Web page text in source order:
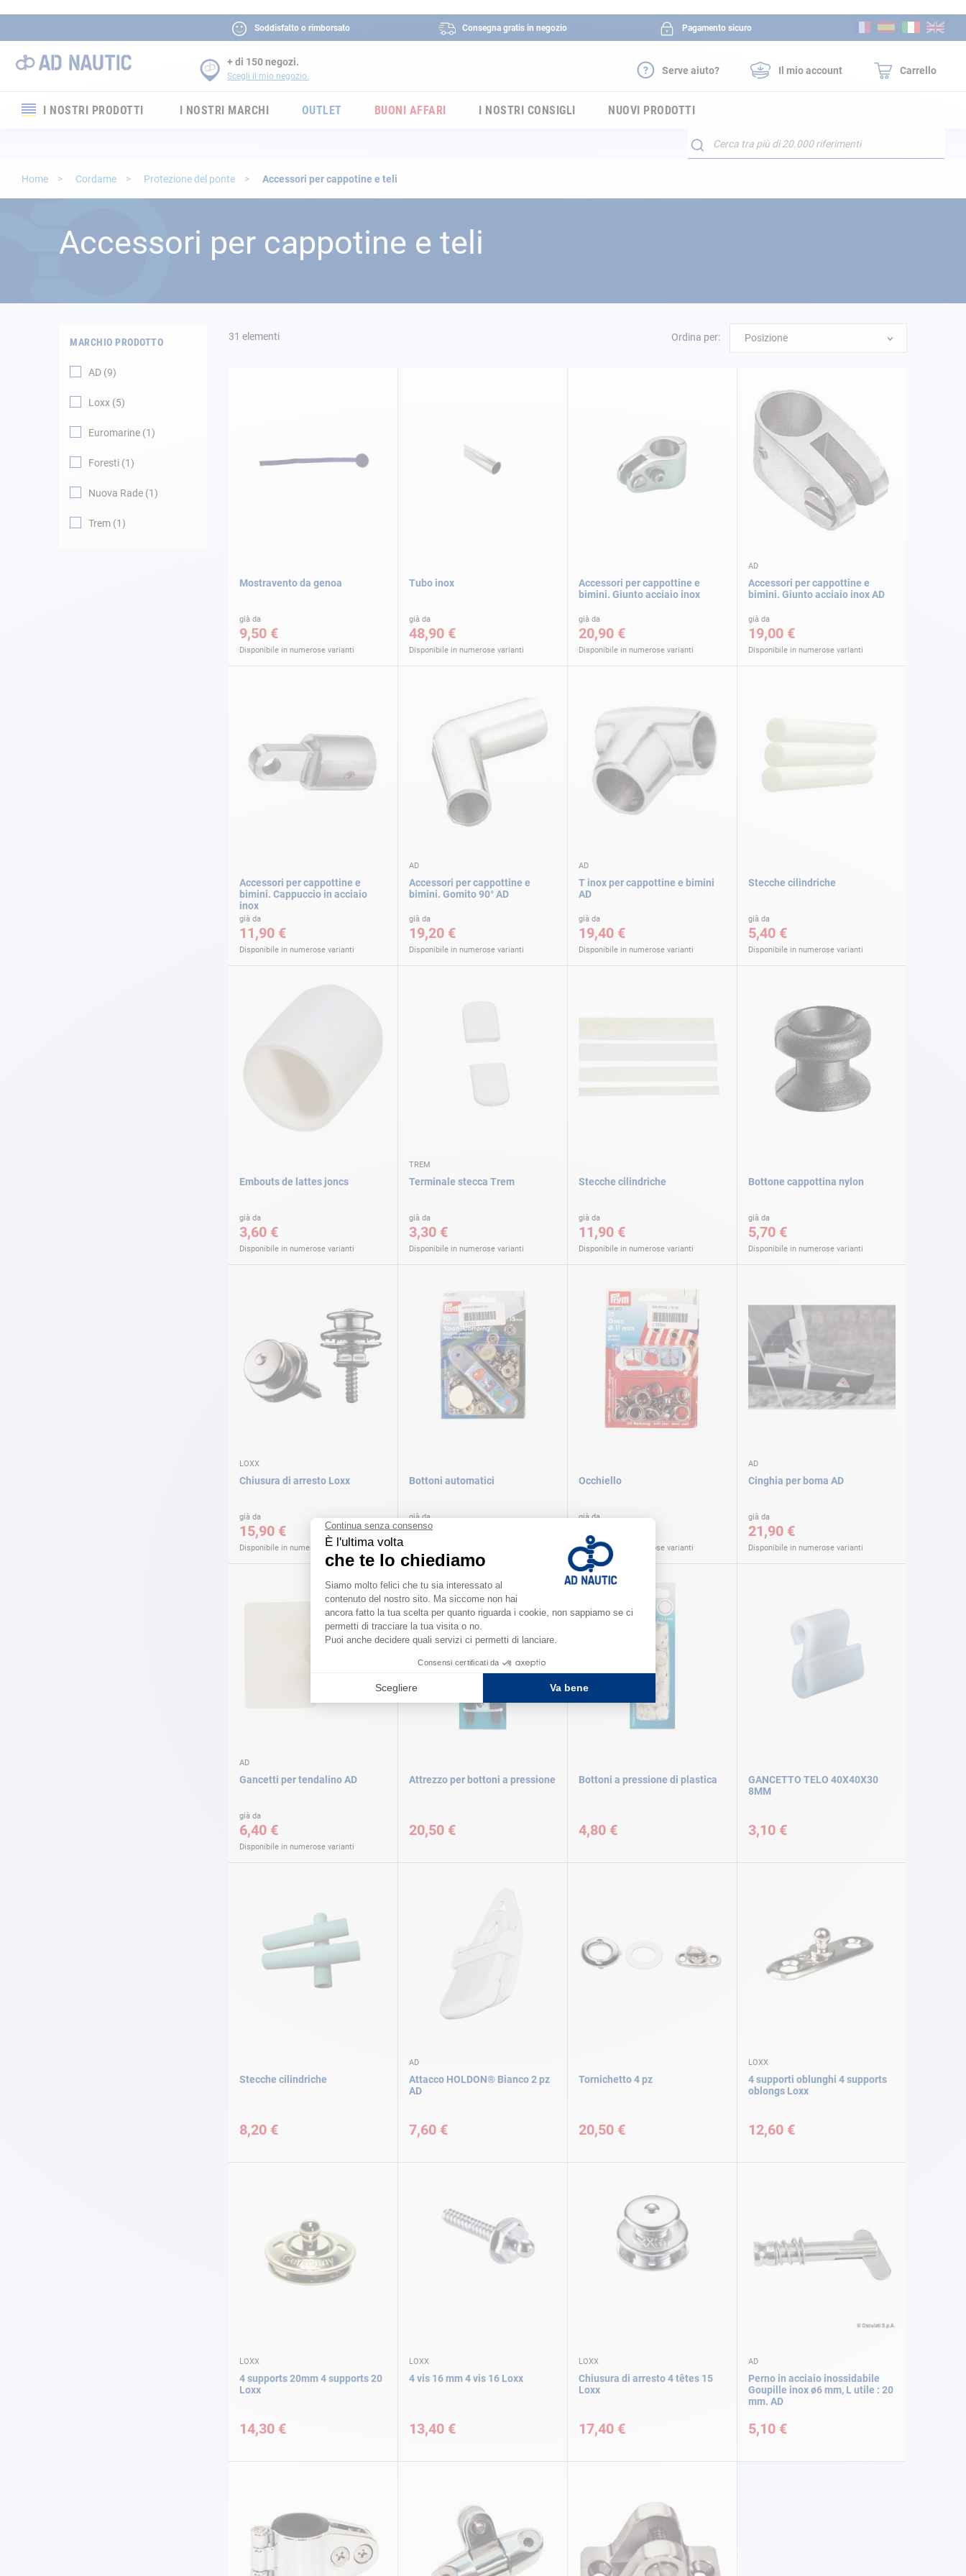
Soddisfatto o rimborsato Consegna gratis in negozio Pagamento sicuro
al
+ di 150 negozi.
Scegli il mio negozio. Serve aiuto? Il mio account Carrello
I NOSTRI PRODOTTI
Elettricità
Sicurezza
I NOSTRI MARCHI OUTLET BUONI AFFARI I NOSTRI CONSIGLI NUOVI PRODOTTI
Search
Home Cordame Protezione del ponte Accessori per cappotine e teli
Accessori per cappotine e teli
31 elementi Ordina per: Posizione
Mostravento da genoa
già da
9,50 €
Disponibile in numerose varianti
Tubo inox
già da
48,90 €
Disponibile in numerose varianti
Accessori per cappottine e
bimini. Giunto acciaio inox
già da
20,90 €
Disponibile in numerose varianti
AD
Accessori per cappottine e
bimini. Giunto acciaio inox AD
già da
19,00 €
Disponibile in numerose varianti
Accessori per cappottine e
bimini. Cappuccio in acciaio
inox
già da
11,90 €
Disponibile in numerose varianti
AD
Accessori per cappottine e
bimini. Gomito 90° AD
già da
19,20 €
Disponibile in numerose varianti
AD
T inox per cappottine e bimini
AD
già da
19,40 €
Disponibile in numerose varianti
Stecche cilindriche
già da
5,40 €
Disponibile in numerose varianti
Embouts de lattes joncs
già da
3,60 €
Disponibile in numerose varianti
TREM
Terminale stecca Trem
già da
3,30 €
Disponibile in numerose varianti
Stecche cilindriche
già da
11,90 €
Disponibile in numerose varianti
Bottone cappottina nylon
già da
5,70 €
Disponibile in numerose varianti
LOXX
Chiusura di arresto Loxx
già da
15,90 €
Disponibile in numerose varianti
Bottoni automatici
già da
14,90 €
Occhiello
già da
11,10 €
Disponibile in numerose varianti
AD
Cinghia per boma AD
già da
21,90 €
Disponibile in numerose varianti
AD
Gancetti per tendalino AD
già da
6,40 €
Disponibile in numerose varianti
Attrezzo per bottoni a pressione
20,50 €
Bottoni a pressione di plastica
4,80 €
GANCETTO TELO 40X40X30
8MM
3,10 €
Stecche cilindriche
8,20 €
AD
Attacco HOLDON® Bianco 2 pz
AD
7,60 €
Tornichetto 4 pz
20,50 €
LOXX
4 supporti oblunghi 4 supports
oblongs Loxx
12,60 €
LOXX
4 supports 20mm 4 supports 20
Loxx
14,30 €
LOXX
4 vis 16 mm 4 vis 16 Loxx
13,40 €
LOXX
Chiusura di arresto 4 têtes 15
Loxx
17,40 €
AD
Perno in acciaio inossidabile
Goupille inox ø6 mm, L utile : 20
mm. AD
5,10 €
MARCHIO PRODOTTO
AD 9
Loxx 5
Euromarine 1
Foresti 1
Nuova Rade 1
Trem 1